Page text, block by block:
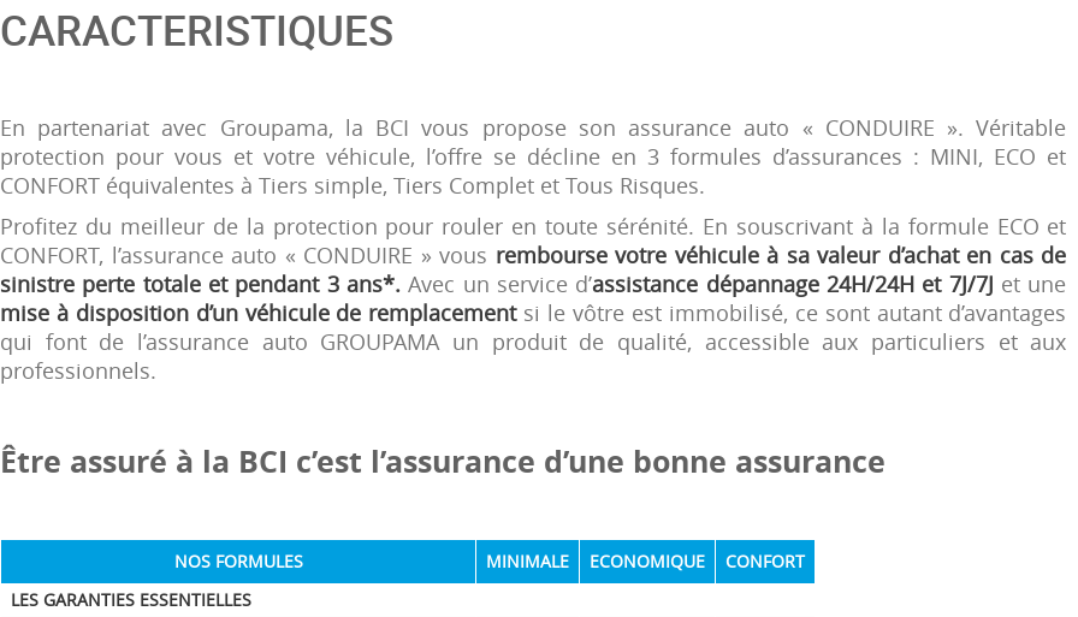
CARACTERISTIQUES
En partenariat avec Groupama, la BCI vous propose son assurance auto « CONDUIRE ». Véritable
protection pour vous et votre véhicule, l’offre se décline en 3 formules d’assurances : MINI, ECO et
CONFORT équivalentes à Tiers simple, Tiers Complet et Tous Risques.
Profitez du meilleur de la protection pour rouler en toute sérénité. En souscrivant à la formule ECO et
CONFORT, l’assurance auto « CONDUIRE » vous rembourse votre véhicule à sa valeur d’achat en cas de
sinistre perte totale et pendant 3 ans*. Avec un service d’assistance dépannage 24H/24H et 7J/7J et une
mise à disposition d’un véhicule de remplacementsi le vôtre est immobilisé, ce sont autant d’avantages
qui font de l’assurance auto GROUPAMA un produit de qualité, accessible aux particuliers et aux
professionnels.
Être assuré à la BCI c’est l’assurance d’une bonne assurance
NOS FORMULES MINIMALE ECONOMIQUE
CONFORT
LES GARANTIES ESSENTIELLES